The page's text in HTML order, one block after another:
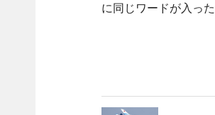
に同じワードが入っ